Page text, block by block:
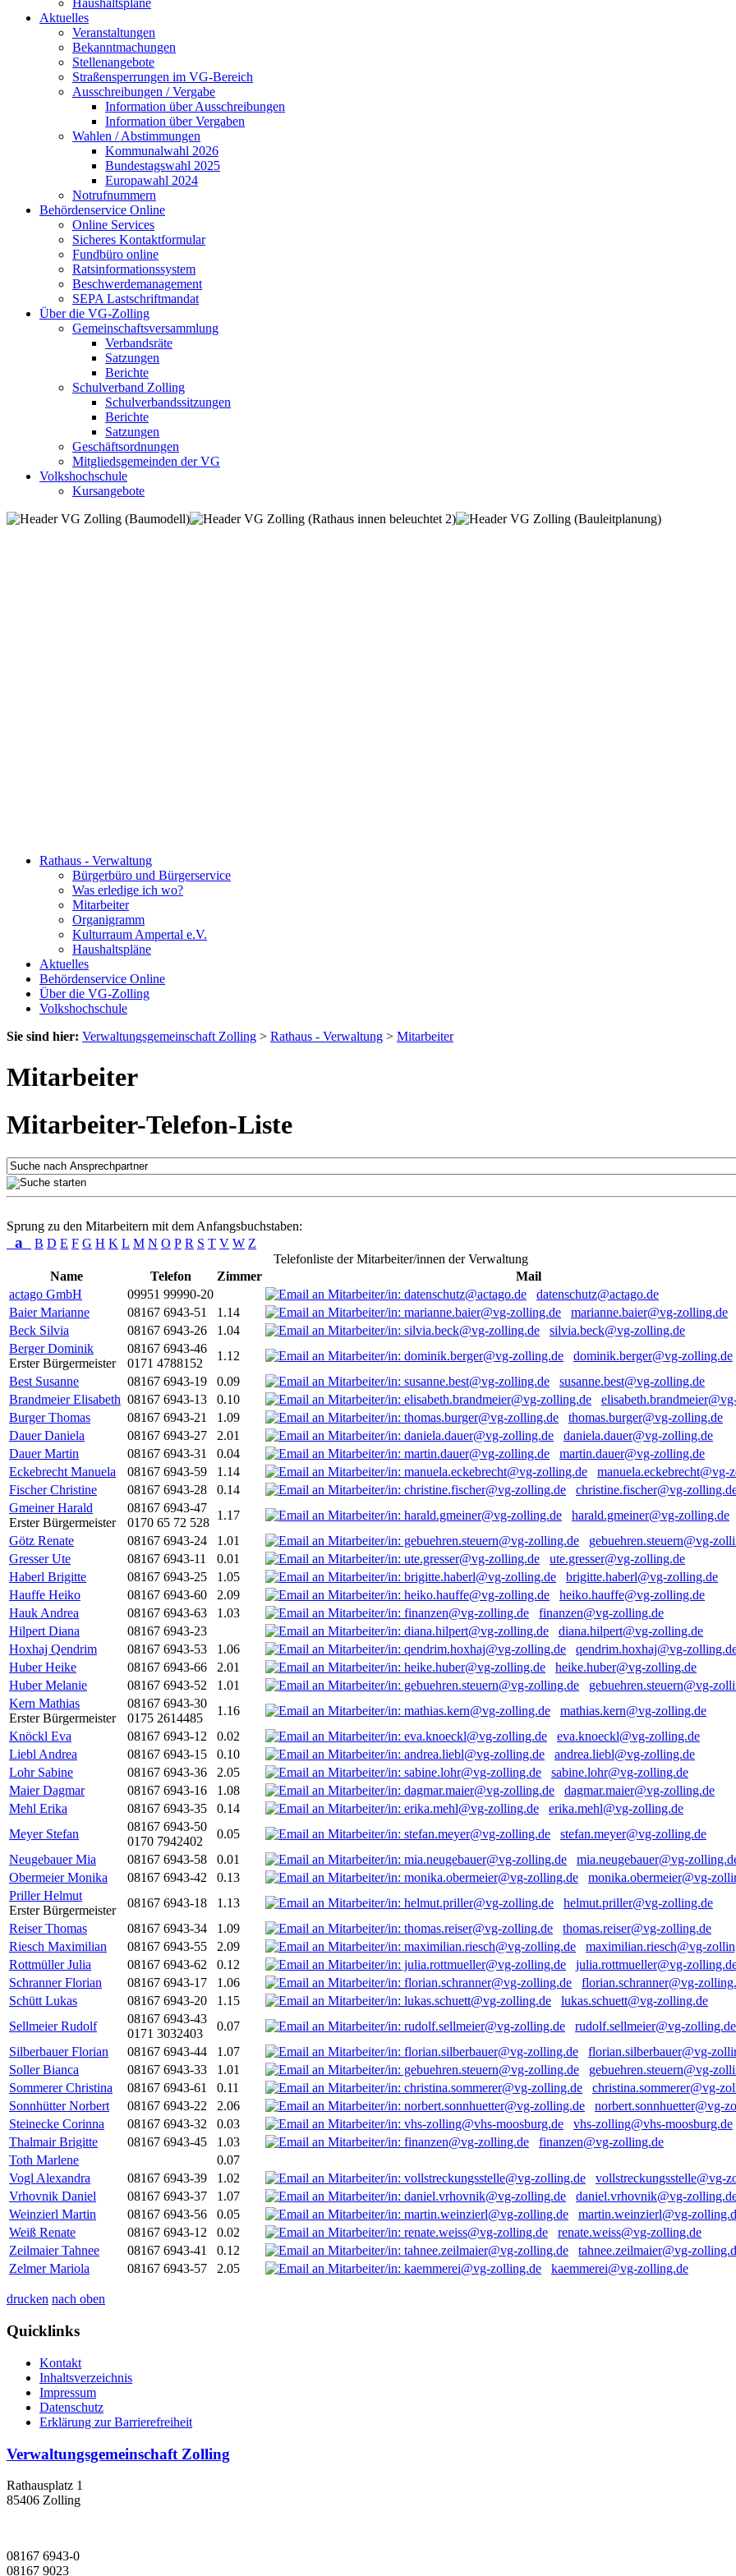
Haushaltspläne
Aktuelles
Veranstaltungen
Bekanntmachungen
Stellenangebote
Straßensperrungen im VG-Bereich
Ausschreibungen / Vergabe
Information über Ausschreibungen
Information über Vergaben
Wahlen / Abstimmungen
Kommunalwahl 2026
Bundestagswahl 2025
Europawahl 2024
Notrufnummern
Behördenservice Online
Online Services
Sicheres Kontaktformular
Fundbüro online
Ratsinformationssystem
Beschwerdemanagement
SEPA Lastschriftmandat
Über die VG-Zolling
Gemeinschaftsversammlung
Verbandsräte
Satzungen
Berichte
Schulverband Zolling
Schulverbandssitzungen
Berichte
Satzungen
Geschäftsordnungen
Mitgliedsgemeinden der VG
Volkshochschule
Kursangebote
Rathaus - Verwaltung
Bürgerbüro und Bürgerservice
Was erledige ich wo?
Mitarbeiter
Organigramm
Kulturraum Ampertal e.V.
Haushaltspläne
Aktuelles
Behördenservice Online
Über die VG-Zolling
Volkshochschule
Sie sind hier: Verwaltungsgemeinschaft Zolling > Rathaus - Verwaltung > Mitarbeiter
Mitarbeiter
Mitarbeiter-Telefon-Liste
Sprung zu den Mitarbeitern mit dem Anfangsbuchstaben:
a B D E F G H K L M N O P R S T V W Z
Telefonliste der Mitarbeiter/innen der Verwaltung
Name
Telefon Zimmer
Mail
actago GmbH
09951 99990-20
datenschutz@actago.de
Baier Marianne
08167 6943-51 1.14
marianne.baier@vg-zolling.de
Beck Silvia
08167 6943-26 1.04
silvia.beck@vg-zolling.de
Berger Dominik
Erster Bürgermeister
08167 6943-46
0171 4788152
1.12
dominik.berger@vg-zolling.de
Best Susanne
08167 6943-19 0.09
susanne.best@vg-zolling.de
Brandmeier Elisabeth 08167 6943-13 0.10
Burger Thomas
08167 6943-21 1.09
thomas.burger@vg-zolling.de
Dauer Daniela
08167 6943-27 2.01
daniela.dauer@vg-zolling.de
Dauer Martin
08167 6943-31 0.04
martin.dauer@vg-zolling.de
Eckebrecht Manuela
08167 6943-59 1.14
manuela.eckebrecht@vg-
Fischer Christine
08167 6943-28 0.14
christine.fischer@vg-
Gmeiner Harald
Erster Bürgermeister
08167 6943-47
0170 65 72 528
1.17
harald.gmeiner@vg-zolling.de
Götz Renate
08167 6943-24 1.01
gebuehren.steuern@vg-
Gresser Ute
08167 6943-11 0.01
ute.gresser@vg-zolling.de
Haberl Brigitte
08167 6943-25 1.05
brigitte.haberl@vg-zolling.de
Hauffe Heiko
08167 6943-60 2.09
heiko.hauffe@vg-zolling.de
Hauk Andrea
08167 6943-63 1.03
finanzen@vg-zolling.de
Hilpert Diana
08167 6943-23
diana.hilpert@vg-zolling.de
Hoxhaj Qendrim
08167 6943-53 1.06
qendrim.hoxhaj@vg-
Huber Heike
08167 6943-66 2.01
heike.huber@vg-zolling.de
Huber Melanie
08167 6943-52 1.01
gebuehren.steuern@vg-
Kern Mathias
Erster Bürgermeister
08167 6943-30
0175 2614485
1.16
mathias.kern@vg-zolling.de
Knöckl Eva
08167 6943-12 0.02
eva.knoeckl@vg-zolling.de
Liebl Andrea
08167 6943-15 0.10
andrea.liebl@vg-zolling.de
Lohr Sabine
08167 6943-36 2.05
sabine.lohr@vg-zolling.de
Maier Dagmar
08167 6943-16 1.08
dagmar.maier@vg-zolling.de
Mehl Erika
08167 6943-35 0.14
erika.mehl@vg-zolling.de
Meyer Stefan
08167 6943-50
0170 7942402
0.05
stefan.meyer@vg-zolling.de
Neugebauer Mia
08167 6943-58 0.01
mia.neugebauer@vg-
Obermeier Monika
08167 6943-42 0.13
monika.obermeier@vg-
Priller Helmut
Erster Bürgermeister
08167 6943-18 1.13
helmut.priller@vg-zolling.de
Reiser Thomas
08167 6943-34 1.09
thomas.reiser@vg-zolling.de
Riesch Maximilian
08167 6943-55 2.09
maximilian.riesch@vg-
Rottmüller Julia
08167 6943-62 0.12
julia.rottmueller@vg-
Schranner Florian
08167 6943-17 1.06
florian.schranner@vg-
Schütt Lukas
08167 6943-20 1.15
lukas.schuett@vg-zolling.de
Sellmeier Rudolf
08167 6943-43
0171 3032403
0.07
rudolf.sellmeier@vg-zolling.de
Silberbauer Florian
08167 6943-44 1.07
florian.silberbauer@vg-
Soller Bianca
08167 6943-33 1.01
gebuehren.steuern@vg-
Sommerer Christina
08167 6943-61 0.11
christina.sommerer@vg-
Sonnhütter Norbert
08167 6943-22 2.06
norbert.sonnhuetter@vg-
Steinecke Corinna
08167 6943-32 0.03
vhs-zolling@vhs-moosburg.de
Thalmair Brigitte
08167 6943-45 1.03
finanzen@vg-zolling.de
Toth Marlene
0.07
Vogl Alexandra
08167 6943-39 1.02
vollstreckungsstelle@vg-
Vrhovnik Daniel
08167 6943-37 1.07
daniel.vrhovnik@vg-
Weinzierl Martin
08167 6943-56 0.05
martin.weinzierl@vg-
Weiß Renate
08167 6943-12 0.02
renate.weiss@vg-zolling.de
Zeilmaier Tahnee
08167 6943-41 0.12
tahnee.zeilmaier@vg-
Zelmer Mariola
08167 6943-57 2.05 kaemmerei@vg-zolling.de
drucken nach oben
Quicklinks
Kontakt
Inhaltsverzeichnis
Impressum
Datenschutz
Erklärung zur Barrierefreiheit
Verwaltungsgemeinschaft Zolling
Rathausplatz 1
85406 Zolling
08167 6943-0
08167 9023